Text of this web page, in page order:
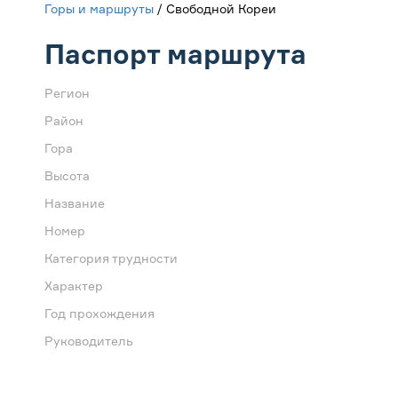
Горы и маршруты / Свободной Кореи
Паспорт маршрута
Регион
Район
Гора
Высота
Название
Номер
Категория трудности
Характер
Год прохождения
Руководитель